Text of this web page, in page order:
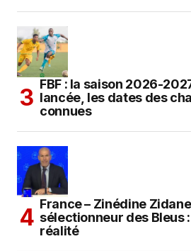
FBF : la saison 2026-
lancée, les dates des
connues
France – Zinédine
sélectionneur des Bleus
réalité